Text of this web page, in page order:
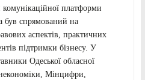
платформи
був спрямований на
аспектів, практичних
підтримки бізнесу. У
Одеської обласної
Мінцифри,